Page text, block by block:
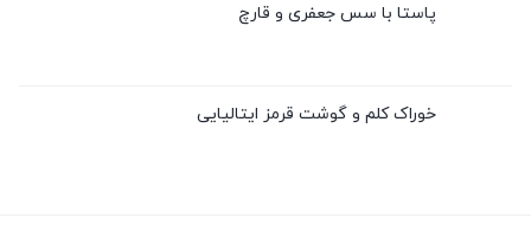
پاستا با سس جعفری و قارچ
خوراک کلم و گوشت قرمز ایتالیایی